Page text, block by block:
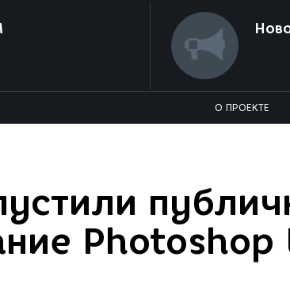
О ПРОЕКТЕ